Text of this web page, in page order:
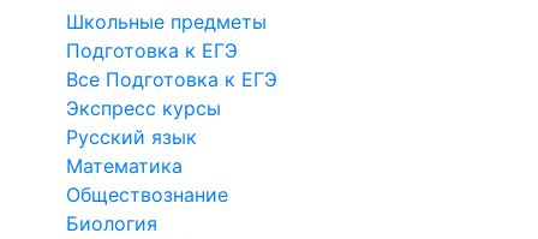
Школьные предметы
Подготовка к ЕГЭ
Все Подготовка к ЕГЭ
Экспресс курсы
Русский язык
Математика
Обществознание
Биология